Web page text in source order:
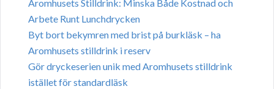
Aromhusets Stilldrink: Minska Både Kostnad och
Arbete Runt Lunchdrycken
Byt bort bekymren med brist på burkläsk – ha
Aromhusets stilldrink i reserv
Gör dryckeserien unik med Aromhusets stilldrink
istället för standardläsk